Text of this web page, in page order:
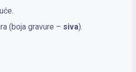
(boja gravure – siva).